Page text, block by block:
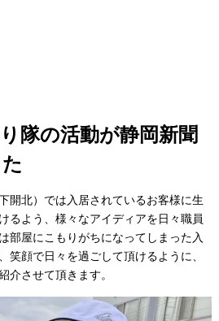
隊の活動が静岡新聞
開北）では入居されているお客様に生
るよう、様々なアイディアを日々職員
部屋にこもりがちになってしまった入
笑顔で日々を過ごして頂けるように、
介させて頂きます。